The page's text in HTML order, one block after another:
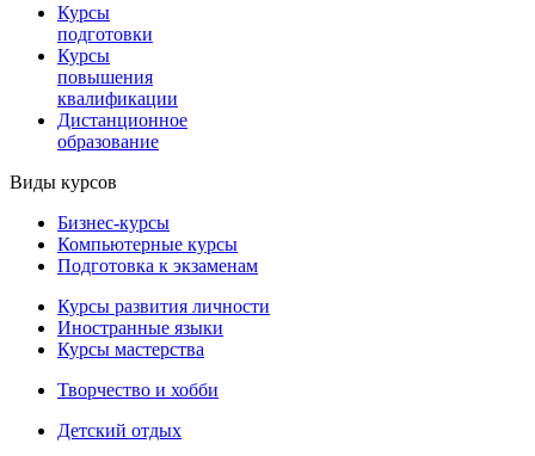
Курсы
подготовки
Курсы
повышения
квалификации
Дистанционное
образование
Виды курсов
Бизнес-курсы
Компьютерные курсы
Подготовка к экзаменам
Курсы развития личности
Иностранные языки
Курсы мастерства
Творчество и хобби
Детский отдых